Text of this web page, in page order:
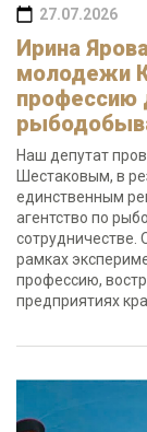
27.07.2026
Ирина
молодежи
профессию
Наш депутат
Шестаковым, в
единственным
агентство по
сотрудничестве.
рамках
профессию,
предприятиях